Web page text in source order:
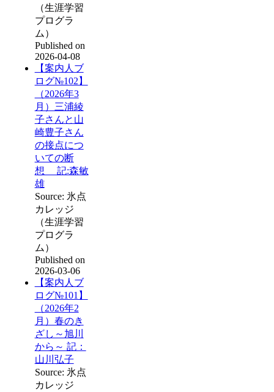
（生涯学習
プログラ
ム）
Published on
2026-04-08
【案内人ブ
ログ№102】
（2026年3
月）三浦綾
子さんと山
崎豊子さん
の接点につ
いての断
想 記:森敏
雄
Source: 氷点
カレッジ
（生涯学習
プログラ
ム）
Published on
2026-03-06
【案内人ブ
ログ№101】
（2026年2
月）春のき
ざし～旭川
から～ 記：
山川弘子
Source: 氷点
カレッジ